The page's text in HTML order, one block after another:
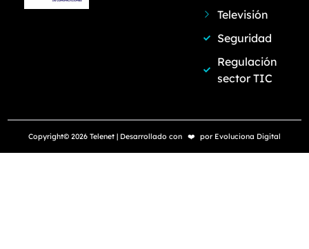
Televisión
Seguridad
Regulación
sector TIC
Copyright© 2026 Telenet | Desarrollado con ❤️ por Evoluciona Digital